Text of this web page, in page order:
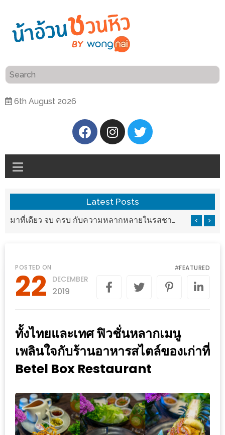
6th August 2026
แนะนำ
อ้วน
ความ
เป็น
ศิริ
ปัน
นาฯ
เชียงใหม่
เล่น
กัน
ฐานะ
อะไร
…
เดียว
ที่
ครบ
Latest Posts
แวะมาชิลยามเย็น กับจุดเช็คอินชมวิวดอยสุเทพสุดฟิน เครื่องดื่มและอาหารครบครันที่ Pool House
POSTED ON
22 DECEMBER
2019
#FEATURED
ทั้งไทยและเทศ ฟิวชั่นหลากเมนู
เพลินใจกับร้านอาหารสไตล์ของเก่าที่
Betel Box Restaurant